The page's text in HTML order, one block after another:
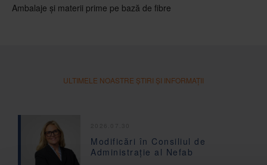
Ambalaje și materii prime pe bază de fibre
ULTIMELE NOASTRE ȘTIRI ȘI INFORMAȚII
Modificări în Consiliul de
Administrație al Nefab